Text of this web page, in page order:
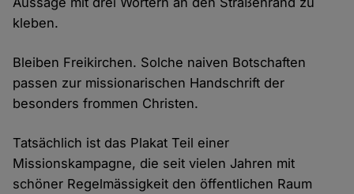
kleben.
Bleiben Freikirchen. Solche naiven Botschaften
passen zur missionarischen Handschrift der
besonders frommen Christen.
Tatsächlich ist das Plakat Teil einer
Missionskampagne, die seit vielen Jahren mit
schöner Regelmässigkeit den öffentlichen Raum